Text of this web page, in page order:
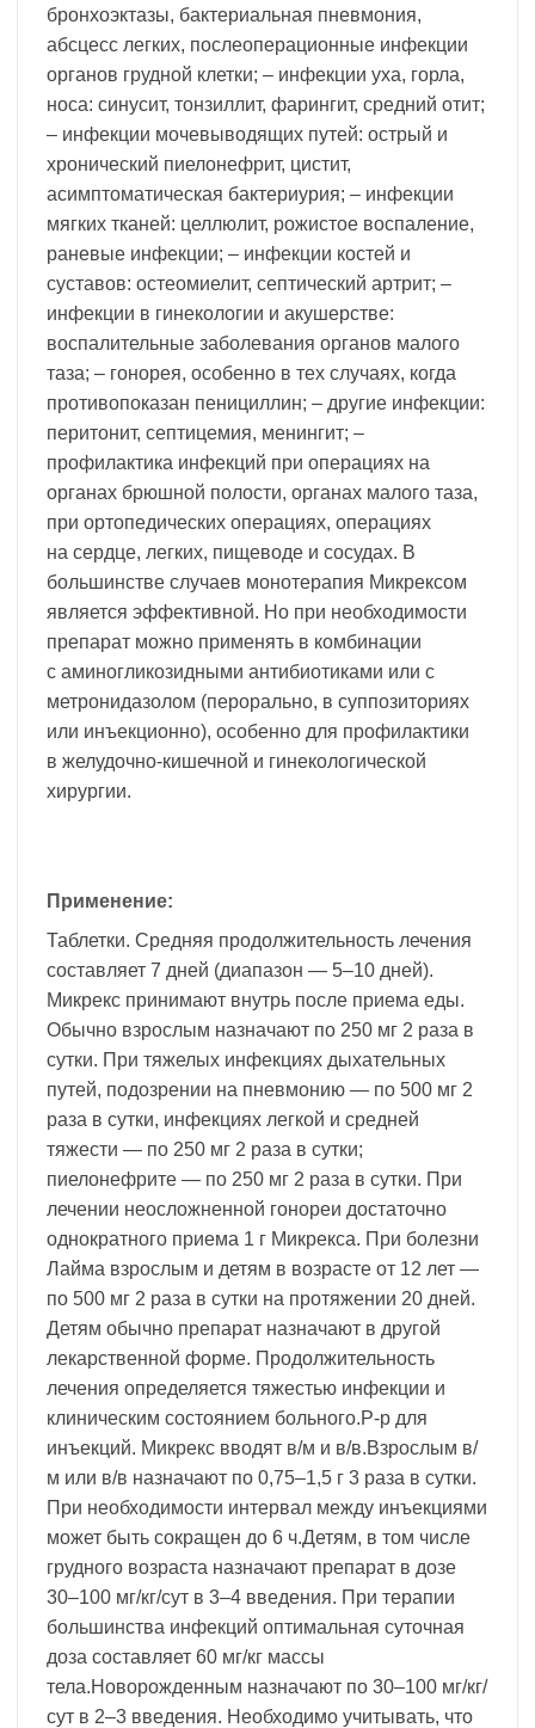
бронхоэктазы, бактериальная пневмония,
абсцесс легких, послеоперационные инфекции
органов грудной клетки; – инфекции уха, горла,
носа: синусит, тонзиллит, фарингит, средний отит;
– инфекции мочевыводящих путей: острый и
хронический пиелонефрит, цистит,
асимптоматическая бактериурия; – инфекции
мягких тканей: целлюлит, рожистое воспаление,
раневые инфекции; – инфекции костей и
суставов: остеомиелит, септический артрит; –
инфекции в гинекологии и акушерстве:
воспалительные заболевания органов малого
таза; – гонорея, особенно в тех случаях, когда
противопоказан пенициллин; – другие инфекции:
перитонит, септицемия, менингит; –
профилактика инфекций при операциях на
органах брюшной полости, органах малого таза,
при ортопедических операциях, операциях
на сердце, легких, пищеводе и сосудах. В
большинстве случаев монотерапия Микрексом
является эффективной. Но при необходимости
препарат можно применять в комбинации
с аминогликозидными антибиотиками или с
метронидазолом (перорально, в суппозиториях
или инъекционно), особенно для профилактики
в желудочно-кишечной и гинекологической
хирургии.
Применение:
Таблетки. Средняя продолжительность лечения
составляет 7 дней (диапазон — 5–10 дней).
Микрекс принимают внутрь после приема еды.
Обычно взрослым назначают по 250 мг 2 раза в
сутки. При тяжелых инфекциях дыхательных
путей, подозрении на пневмонию — по 500 мг 2
раза в сутки, инфекциях легкой и средней
тяжести — по 250 мг 2 раза в сутки;
пиелонефрите — по 250 мг 2 раза в сутки. При
лечении неосложненной гонореи достаточно
однократного приема 1 г Микрекса. При болезни
Лайма взрослым и детям в возрасте от 12 лет —
по 500 мг 2 раза в сутки на протяжении 20 дней.
Детям обычно препарат назначают в другой
лекарственной форме. Продолжительность
лечения определяется тяжестью инфекции и
клиническим состоянием больного.Р-р для
инъекций. Микрекс вводят в/м и в/в.Взрослым в/
м или в/в назначают по 0,75–1,5 г 3 раза в сутки.
При необходимости интервал между инъекциями
может быть сокращен до 6 ч.Детям, в том числе
грудного возраста назначают препарат в дозе
30–100 мг/кг/сут в 3–4 введения. При терапии
большинства инфекций оптимальная суточная
доза составляет 60 мг/кг массы
тела.Новорожденным назначают по 30–100 мг/кг/
сут в 2–3 введения. Необходимо учитывать, что